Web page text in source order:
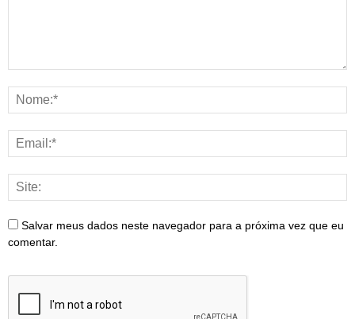
Salvar meus dados neste navegador para a próxima vez que eu
comentar.